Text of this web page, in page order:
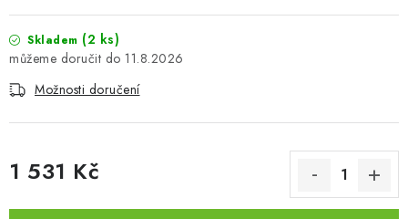
Převodník modelářských barev
FAQ
Výstavy 2026
Skladem (2 ks)
11.8.2026
Možnosti doručení
1 531 Kč